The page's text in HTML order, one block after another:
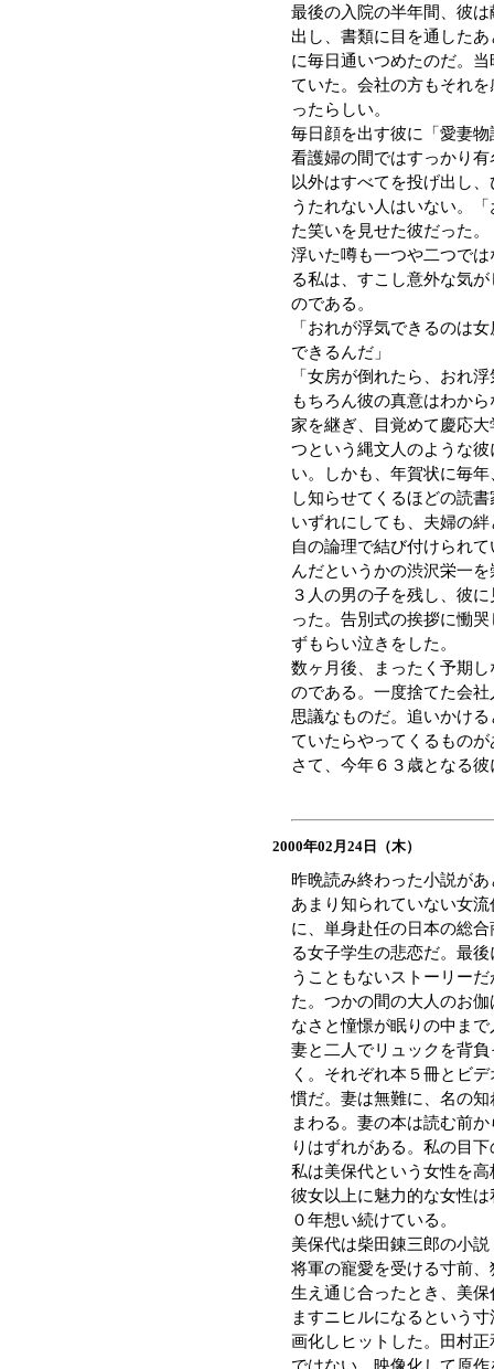
最後の入院の半年間、彼
出し、書類に目を通した
に毎日通いつめたのだ。
ていた。会社の方もそれ
ったらしい。
毎日顔を出す彼に「愛妻
看護婦の間ではすっかり
以外はすべてを投げ出し
うたれない人はいない。
た笑いを見せた彼だった。
浮いた噂も一つや二つで
る私は、すこし意外な気
のである。
「おれが浮気できるのは
できるんだ」
「女房が倒れたら、おれ
もちろん彼の真意はわか
家を継ぎ、目覚めて慶応
つという縄文人のような
い。しかも、年賀状に毎
し知らせてくるほどの読
いずれにしても、夫婦の
自の論理で結び付けられ
んだというかの渋沢栄一
３人の男の子を残し、彼
った。告別式の挨拶に慟
ずもらい泣きをした。
数ヶ月後、まったく予期
のである。一度捨てた会
思議なものだ。追いかけ
ていたらやってくるものが
さて、今年６３歳となる
2000年02月24日（木）
昨晩読み終わった小説が
あまり知られていない女
に、単身赴任の日本の総
る女子学生の悲恋だ。最
うこともないストーリー
た。つかの間の大人のお
なさと憧憬が眠りの中ま
妻と二人でリュックを背
く。それぞれ本５冊とビ
慣だ。妻は無難に、名の
まわる。妻の本は読む前
りはずれがある。私の目
私は美保代という女性を
彼女以上に魅力的な女性
０年想い続けている。
美保代は柴田錬三郎の小
将軍の寵愛を受ける寸前
生え通じ合ったとき、美
ますニヒルになるという
画化しヒットした。田村